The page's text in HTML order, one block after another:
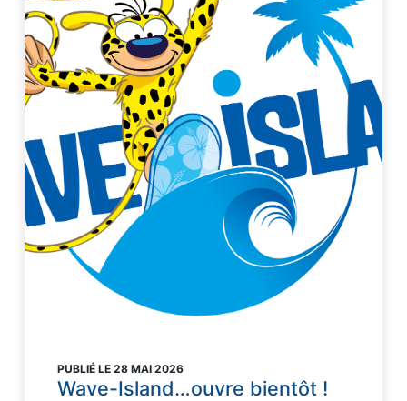
PUBLIÉ LE 28 MAI 2026
Wave-Island…ouvre bientôt !